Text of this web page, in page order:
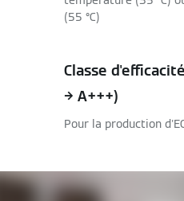
(55 °C)
Classe
→ A+++)
Pour la production